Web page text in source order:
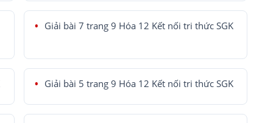
Giải bài 7 trang 9 Hóa 12 Kết nối tri thức SGK
Giải bài 5 trang 9 Hóa 12 Kết nối tri thức SGK